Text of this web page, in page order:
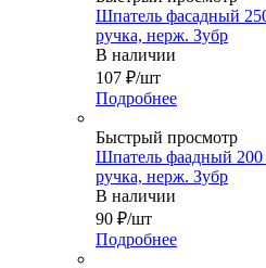
Шпатель фасадный
ручка, нерж. Зубр
В наличии
107 ₽/шт
Подробнее
Быстрый просмотр
Шпатель фаадный 200
ручка, нерж. Зубр
В наличии
90 ₽/шт
Подробнее